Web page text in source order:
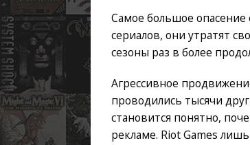
Самое большое опасение
сериалов, они утратят
сезоны раз в более
Агрессивное
проводились тысячи
становится понятно,
рекламе. Riot Games